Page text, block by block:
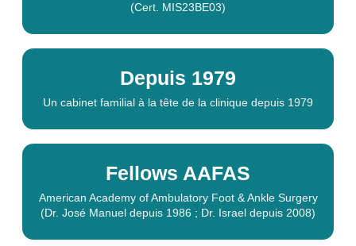
(Cert. MIS23BE03)
Depuis 1979
Un cabinet familial à la tête de la clinique depuis 1979
Fellows AAFAS
American Academy of Ambulatory Foot & Ankle Surgery
(Dr. José Manuel depuis 1986 ; Dr. Israel depuis 2008)